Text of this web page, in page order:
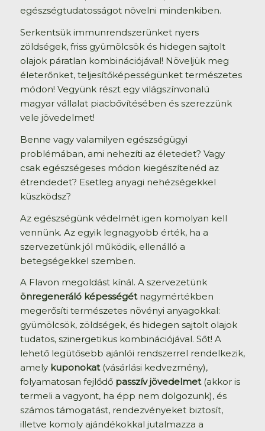
egészségtudatosságot növelni mindenkiben.
Serkentsük immunrendszerünket nyers
zöldségek, friss gyümölcsök és hidegen sajtolt
olajok páratlan kombinációjával! Növeljük meg
életerőnket, teljesítőképességünket természetes
módon! Vegyünk részt egy világszínvonalú
magyar vállalat piacbővítésében és szerezzünk
vele jövedelmet!
Benne vagy valamilyen egészségügyi
problémában, ami nehezíti az életedet? Vagy
csak egészségeses módon kiegészítenéd az
étrendedet? Esetleg anyagi nehézségekkel
küszködsz?
Az egészségünk védelmét igen komolyan kell
vennünk. Az egyik legnagyobb érték, ha a
szervezetünk jól működik, ellenálló a
betegségekkel szemben.
A Flavon megoldást kínál. A szervezetünk
önregeneráló képességétnagymértékben
megerősíti természetes növényi anyagokkal:
gyümölcsök, zöldségek, és hidegen sajtolt olajok
tudatos, szinergetikus kombinációjával. Sőt! A
lehető legütősebb ajánlói rendszerrel rendelkezik,
amely kuponokat(vásárlási kedvezmény),
folyamatosan fejlődő passzív jövedelmet(akkor is
termeli a vagyont, ha épp nem dolgozunk), és
számos támogatást, rendezvényeket biztosít,
illetve komoly ajándékokkal jutalmazza a